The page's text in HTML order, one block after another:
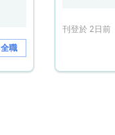
全職
刊登於 2日前